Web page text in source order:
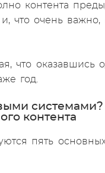
контента
что очень
что оказавшись
год.
системами?
контента
пять